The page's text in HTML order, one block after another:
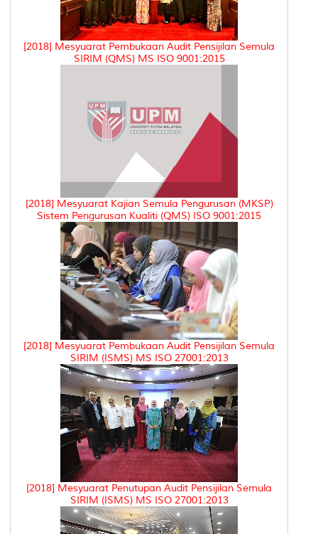
[2018] Mesyuarat Pembukaan Audit Pensijilan Semula
SIRIM (QMS) MS ISO 9001:2015
[2018] Mesyuarat Kajian Semula Pengurusan (MKSP)
Sistem Pengurusan Kualiti (QMS) ISO 9001:2015
[2018] Mesyuarat Pembukaan Audit Pensijilan Semula
SIRIM (ISMS) MS ISO 27001:2013
[2018] Mesyuarat Penutupan Audit Pensijilan Semula
SIRIM (ISMS) MS ISO 27001:2013